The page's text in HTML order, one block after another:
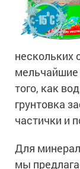
нескольких
того, как
грунтовка
частички и
Для
мы